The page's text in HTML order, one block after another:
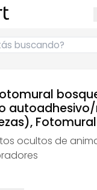
autoadhesivo/
ocultos de